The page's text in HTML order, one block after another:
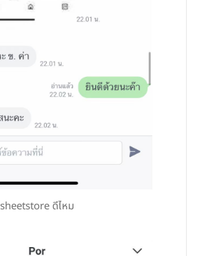
sheetstore ดีไหม